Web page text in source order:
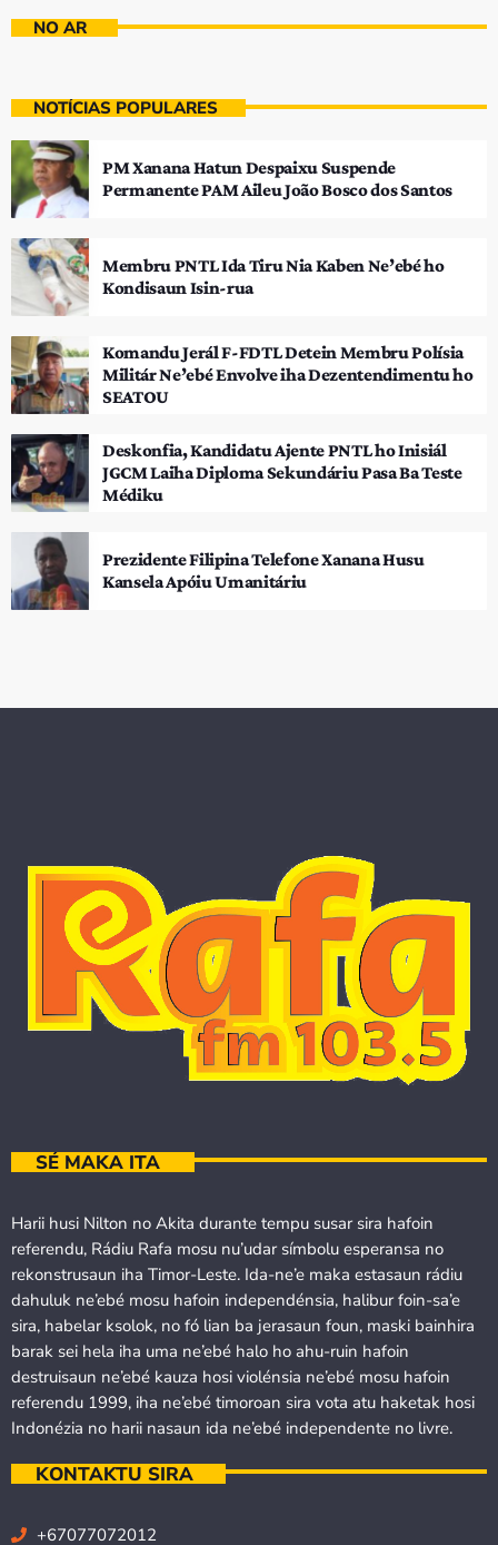
NO AR
NOTÍCIAS POPULARES
PM Xanana Hatun Despaixu Suspende
Permanente PAM Aileu João Bosco dos Santos
Membru PNTL Ida Tiru Nia Kaben Ne’ebé ho
Kondisaun Isin-rua
Komandu Jerál F-FDTL Detein Membru Polísia
Militár Ne’ebé Envolve iha Dezentendimentu ho
SEATOU
Deskonfia, Kandidatu Ajente PNTL ho Inisiál
JGCM Laiha Diploma Sekundáriu Pasa Ba Teste
Médiku
Prezidente Filipina Telefone Xanana Husu
Kansela Apóiu Umanitáriu
SÉ MAKA ITA
Harii husi Nilton no Akita durante tempu susar sira hafoin
referendu, Rádiu Rafa mosu nu’udar símbolu esperansa no
rekonstrusaun iha Timor-Leste. Ida-ne’e maka estasaun rádiu
dahuluk ne’ebé mosu hafoin independénsia, halibur foin-sa’e
sira, habelar ksolok, no fó lian ba jerasaun foun, maski bainhira
barak sei hela iha uma ne’ebé halo ho ahu-ruin hafoin
destruisaun ne’ebé kauza hosi violénsia ne’ebé mosu hafoin
referendu 1999, iha ne’ebé timoroan sira vota atu haketak hosi
Indonézia no harii nasaun ida ne’ebé independente no livre.
KONTAKTU SIRA
+67077072012